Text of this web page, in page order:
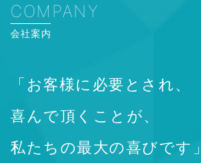
COMPANY
会社案内
「お客様に必要とされ、
喜んで頂くことが、
私たちの最大の喜びです」